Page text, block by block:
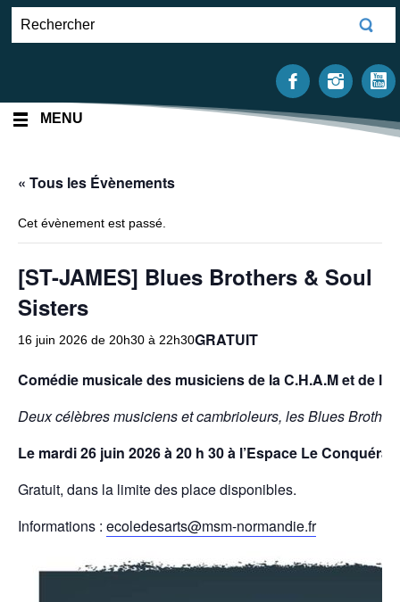
MENU
« Tous les Évènements
Cet évènement est passé.
[ST-JAMES] Blues Brothers & Soul
Sisters
16 juin 2026 de 20h30 à 22h30GRATUIT
Comédie musicale des musiciens de la C.H.A.M et de
Deux célèbres musiciens et cambrioleurs, les Blues
Le mardi 26 juin 2026 à 20 h 30 à l’Espace Le
Gratuit, dans la limite des place disponibles.
Informations : ecoledesarts@msm-normandie.fr